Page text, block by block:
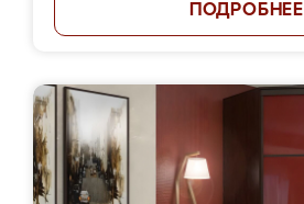
ПОДРОБНЕЕ